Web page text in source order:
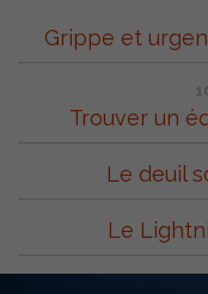
Grippe et
Trouver un
Le deuil
Le